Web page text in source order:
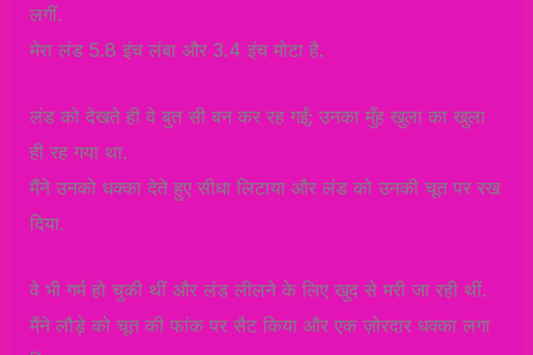
लगीं.
मेरा लंड 5.8 इंच लंबा और 3.4 इंच मोटा है.
लंड को देखते ही वे बुत सी बन कर रह गईं; उनका मुँह खुला का खुला
ही रह गया था.
मैंने उनको धक्का देते हुए सीधा लिटाया और लंड को उनकी चूत पर रख
दिया.
वे भी गर्म हो चुकी थीं और लंड लीलने के लिए खुद से मरी जा रही थीं.
मैंने लौड़े को चूत की फांक पर सैट किया और एक ज़ोरदार धक्का लगा